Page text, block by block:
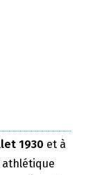
1930 et à
athlétique